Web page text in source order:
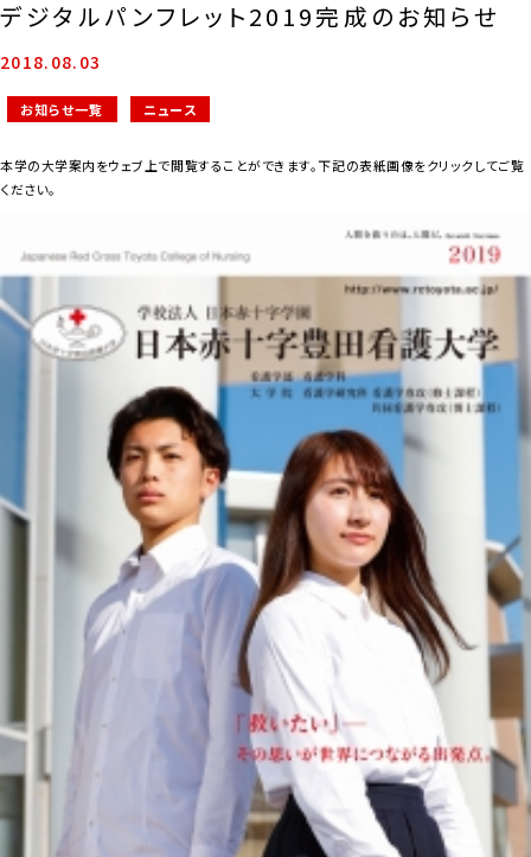
デジタルパンフレット2019完成のお知らせ
2018.08.03
お知らせ一覧 ニュース
本学の大学案内をウェブ上で閲覧することができます。下記の表紙画像をクリックしてご覧
ください。